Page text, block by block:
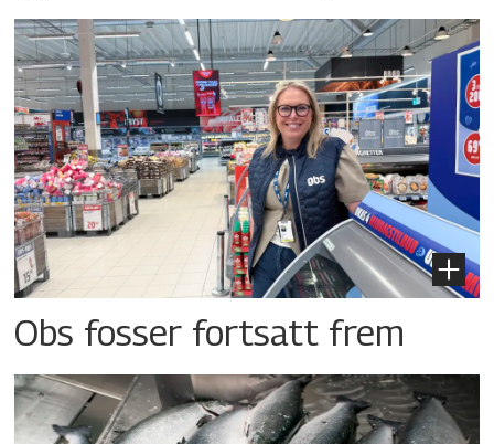
Obs fosser fortsatt frem